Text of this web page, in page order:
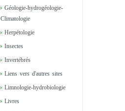
Géologie-hydrogéologie-
Climatologie
Herpétologie
Insectes
Invertébrés
Liens vers d'autres sites
Limnologie-hydrobiologie
Livres